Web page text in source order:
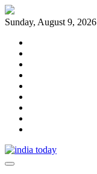
Skip
to
Sunday, August 9, 2026